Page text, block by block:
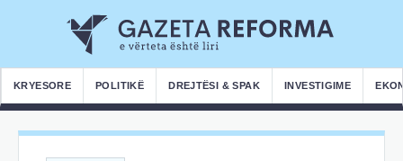
KRYESORE POLITIKË DREJTËSI & SPAK INVESTIGIME